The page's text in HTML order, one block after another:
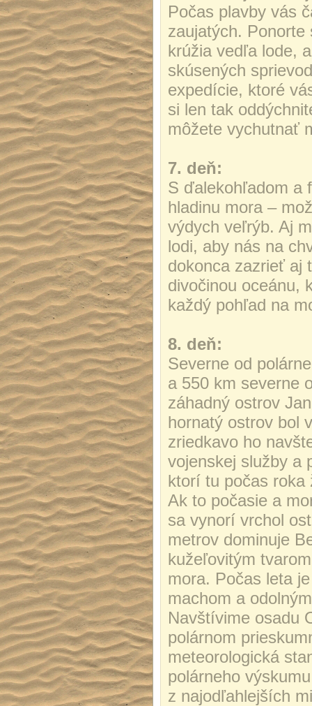
Počas plavby vás
zaujatých. Ponorte
krúžia vedľa lode,
skúsených
expedície, ktoré
si len tak
môžete vychutnať
7. deň:
S ďalekohľadom a
hladinu mora –
výdych veľrýb. Aj
lodi, aby nás na
dokonca zazrieť aj
divočinou oceánu,
každý pohľad na
8. deň:
Severne od
a 550 km severne
záhadný ostrov
hornatý ostrov bol
zriedkavo ho
vojenskej služby a
ktorí tu počas roka
Ak to počasie a
sa vynorí vrchol
metrov dominuje
kužeľovitým
mora. Počas leta
machom a
Navštívime osadu
polárnom
meteorologická
polárneho
z najodľahlejších